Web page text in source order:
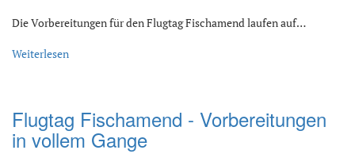
Die Vorbereitungen für den Flugtag Fischamend laufen auf…
Weiterlesen
Flugtag Fischamend - Vorbereitungen
in vollem Gange